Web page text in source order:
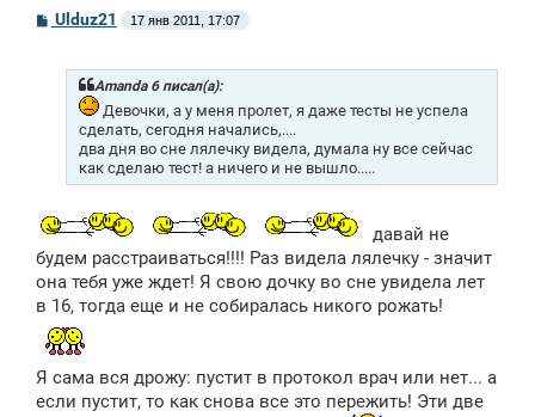
СUlduz21 17 янв 2011, 17:07
Amanda 6 писал(а):
Девочки, а у меня пролет, я даже тесты не успела
сделать, сегодня начались,....
два дня во сне лялечку видела, думала ну все сейчас
как сделаю тест! а ничего и не вышло.....
давай не
будем расстраиваться!!!! Раз видела лялечку - значит
она тебя уже ждет! Я свою дочку во сне увидела лет
в 16, тогда еще и не собиралась никого рожать!
Я сама вся дрожу: пустит в протокол врач или нет... а
если пустит, то как снова все это пережить! Эти две